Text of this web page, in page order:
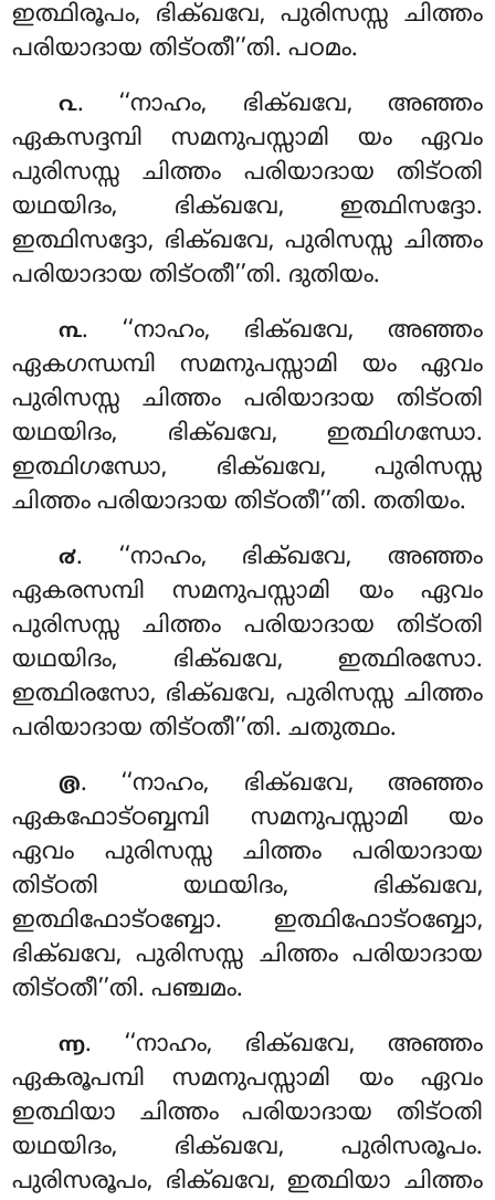
ഇത്ഥിരൂപം, ഭിക്ഖവേ, പുരിസസ്സ ചിത്തം
പരിയാദായ തിട്ഠതീ’’തി. പഠമം.
൨. ‘‘നാഹം, ഭിക്ഖവേ, അഞ്ഞം
ഏകസദ്ദമ്പി സമനുപസ്സാമി യം ഏവം
പുരിസസ്സ ചിത്തം പരിയാദായ തിട്ഠതി
യഥയിദം, ഭിക്ഖവേ, ഇത്ഥിസദ്ദോ.
ഇത്ഥിസദ്ദോ, ഭിക്ഖവേ, പുരിസസ്സ ചിത്തം
പരിയാദായ തിട്ഠതീ’’തി. ദുതിയം.
൩. ‘‘നാഹം, ഭിക്ഖവേ, അഞ്ഞം
ഏകഗന്ധമ്പി സമനുപസ്സാമി യം ഏവം
പുരിസസ്സ ചിത്തം പരിയാദായ തിട്ഠതി
യഥയിദം, ഭിക്ഖവേ, ഇത്ഥിഗന്ധോ.
ഇത്ഥിഗന്ധോ, ഭിക്ഖവേ, പുരിസസ്സ
ചിത്തം പരിയാദായ തിട്ഠതീ’’തി. തതിയം.
൪. ‘‘നാഹം, ഭിക്ഖവേ, അഞ്ഞം
ഏകരസമ്പി സമനുപസ്സാമി യം ഏവം
പുരിസസ്സ ചിത്തം പരിയാദായ തിട്ഠതി
യഥയിദം, ഭിക്ഖവേ, ഇത്ഥിരസോ.
ഇത്ഥിരസോ, ഭിക്ഖവേ, പുരിസസ്സ ചിത്തം
പരിയാദായ തിട്ഠതീ’’തി. ചതുത്ഥം.
൫. ‘‘നാഹം, ഭിക്ഖവേ, അഞ്ഞം
ഏകഫോട്ഠബ്ബമ്പി സമനുപസ്സാമി യം
ഏവം പുരിസസ്സ ചിത്തം പരിയാദായ
തിട്ഠതി യഥയിദം, ഭിക്ഖവേ,
ഇത്ഥിഫോട്ഠബ്ബോ. ഇത്ഥിഫോട്ഠബ്ബോ,
ഭിക്ഖവേ, പുരിസസ്സ ചിത്തം പരിയാദായ
തിട്ഠതീ’’തി. പഞ്ചമം.
൬. ‘‘നാഹം, ഭിക്ഖവേ, അഞ്ഞം
ഏകരൂപമ്പി സമനുപസ്സാമി യം ഏവം
ഇത്ഥിയാ ചിത്തം പരിയാദായ തിട്ഠതി
യഥയിദം, ഭിക്ഖവേ, പുരിസരൂപം.
പുരിസരൂപം, ഭിക്ഖവേ, ഇത്ഥിയാ ചിത്തം